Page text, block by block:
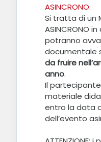
ASINCRONO:
Si tratta di un
ASINCRONO
potranno
documentale
da fruire
anno.
Il
materiale
entro la data
dell’evento